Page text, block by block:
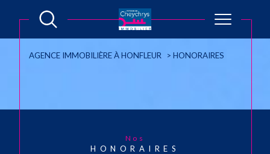
AGENCE IMMOBILIÈRE À HONFLEUR HONORAIRES
Nos
HONORAIRES